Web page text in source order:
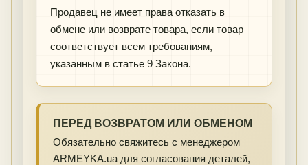
Продавец не имеет права отказать в
обмене или возврате товара, если товар
соответствует всем требованиям,
указанным в статье 9 Закона.
ПЕРЕД ВОЗВРАТОМ ИЛИ ОБМЕНОМ
Обязательно свяжитесь с менеджером
ARMEYKA.ua для согласования деталей,